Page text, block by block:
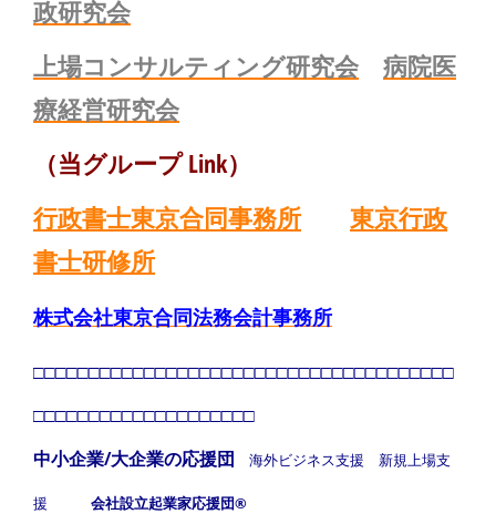
政研究会
上場コンサルティング研究会
病院医
療経営研究会
（当グループ Link）
行政書士東京合同事務所
東京行政
書士研修所
株式会社東京合同法務会計事務所
□□□□□□□□□□□□□□□□□□□□□□□□□□□□□□□□□□□□□□
□□□□□□□□□□□□□□□□□□□□
中小企業/大企業の応援団 海外ビジネス支援 新規上場支
援 会社設立起業家応援団®